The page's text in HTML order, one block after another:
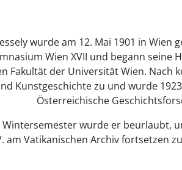
wurde am 12. Mai 1901 in
Wien XVII und begann seine
Fakultät der Universität Wien. Nach
Kunstgeschichte zu und wurde
Österreichische
wurde er beurlaubt,
am Vatikanischen Archiv fortsetzen